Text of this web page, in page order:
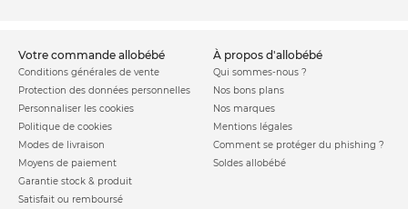
votre commande allobébé
Conditions générales de vente
Protection des données personnelles
Personnaliser les cookies
Politique de cookies
Modes de livraison
Moyens de paiement
Garantie stock & produit
Satisfait ou remboursé
à propos d'allobébé
Qui sommes-nous ?
Nos bons plans
Nos marques
Mentions légales
Comment se protéger du phishing ?
Soldes allobébé